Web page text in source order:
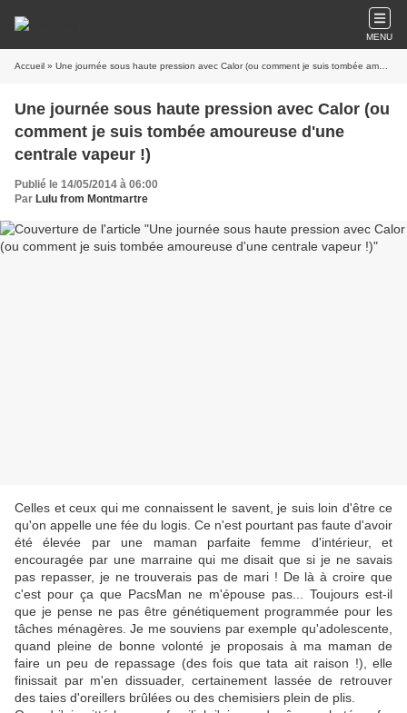
MENU
Accueil » Une journée sous haute pression avec Calor (ou comment je suis tombée amoureuse d'une centrale vapeur !)
Une journée sous haute pression avec Calor (ou
comment je suis tombée amoureuse d'une
centrale vapeur !)
Publié le 14/05/2014 à 06:00
Par Lulu from Montmartre
Celles et ceux qui me connaissent le savent, je suis loin d'être ce
qu'on appelle une fée du logis. Ce n'est pourtant pas faute d'avoir
été élevée par une maman parfaite femme d'intérieur, et
encouragée par une marraine qui me disait que si je ne savais
pas repasser, je ne trouverais pas de mari ! De là à croire que
c'est pour ça que PacsMan ne m'épouse pas... Toujours est-il
que je pense ne pas être génétiquement programmée pour les
tâches ménagères. Je me souviens par exemple qu'adolescente,
quand pleine de bonne volonté je proposais à ma maman de
faire un peu de repassage (des fois que tata ait raison !), elle
finissait par m'en dissuader, certainement lassée de retrouver
des taies d'oreillers brûlées ou des chemisiers plein de plis.